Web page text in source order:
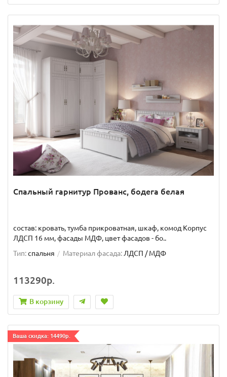
Спальный гарнитур Прованс, бодега белая
состав: кровать, тумба прикроватная, шкаф, комод Корпус
ЛДСП 16 мм, фасады МДФ, цвет фасадов - бо..
Тип:спальня Материал фасада: ЛДСП / МДФ
113290р.
В корзину
Ваша скидка: 14490р.